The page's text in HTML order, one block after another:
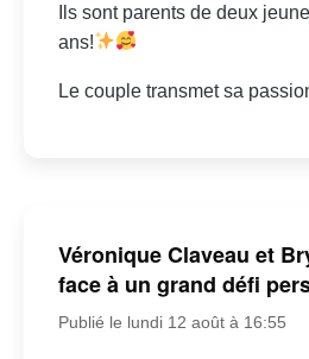
Ils sont parents de deux
ans!
Le couple transmet sa
Véronique Claveau et
face à un grand défi
Publié le lundi 12 août à 16:55